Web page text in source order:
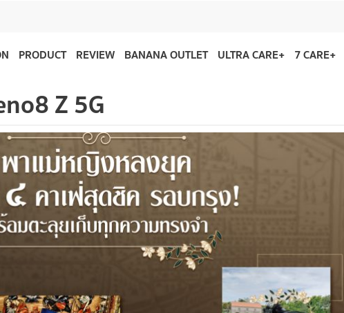
PRODUCT REVIEW BANANA OUTLET ULTRA CARE+ 7 CARE+
Z 5G